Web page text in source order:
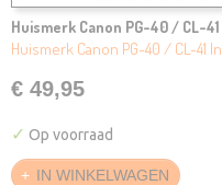
Huismerk Canon PG-40 / CL-
Huismerk Canon PG-40 / CL-41
€ 49,95
✓ Op voorraad
IN WINKELWAGEN